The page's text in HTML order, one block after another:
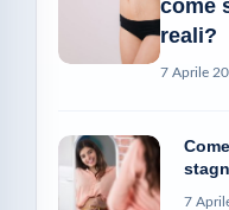
come
reali?
7 Aprile
7